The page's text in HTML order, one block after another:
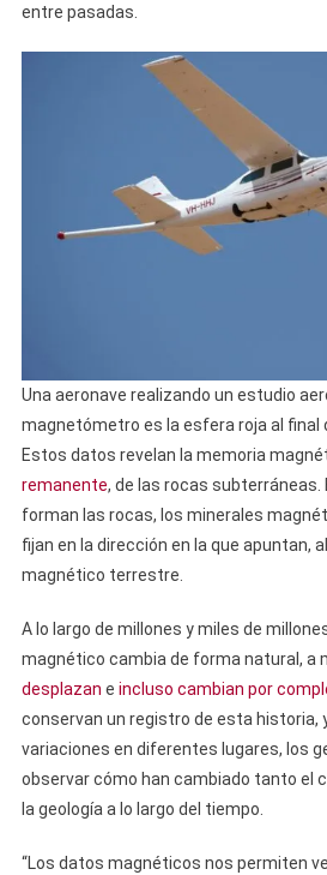
entre pasadas.
Una aeronave realizando un estudio
magnetómetro es la esfera roja al final
Estos datos revelan la memoria
remanente, de las rocas subterráneas.
forman las rocas, los minerales
fijan en la dirección en la que apuntan,
magnético terrestre.
A lo largo de millones y miles de
magnético cambia de forma natural, a
desplazan e incluso cambian por
conservan un registro de esta historia,
variaciones en diferentes lugares, los
observar cómo han cambiado tanto el
la geología a lo largo del tiempo.
“Los datos magnéticos nos permiten